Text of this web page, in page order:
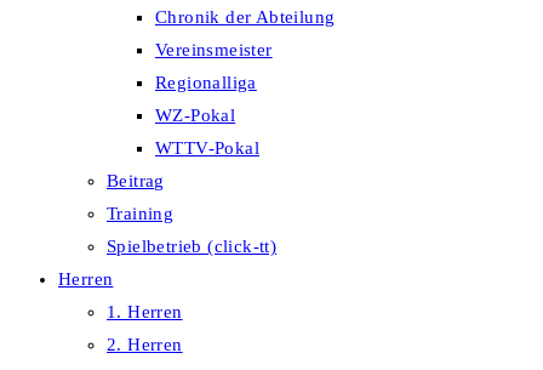
Chronik der Abteilung
Vereinsmeister
Regionalliga
WZ-Pokal
WTTV-Pokal
Beitrag
Training
Spielbetrieb (click-tt)
Herren
1. Herren
2. Herren